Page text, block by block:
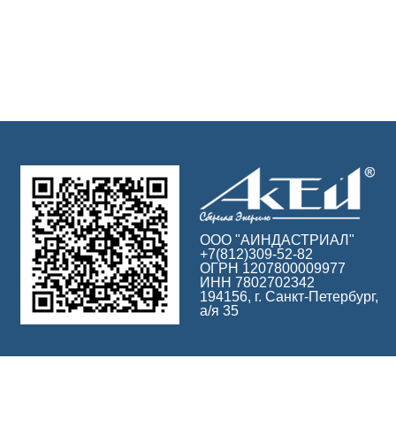
ООО "АИНДАСТРИАЛ"
+7(812)309-52-82
ОГРН 1207800009977
ИНН 7802702342
194156, г. Санкт-Петербург,
а/я 35